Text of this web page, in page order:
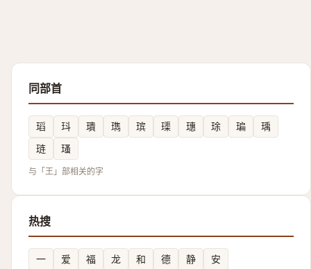
同部首
瑫 㺶 璝 㻽 瑸 璖 璤 㻌 㻞
瑀
琏
瑵
与「王」部相关的字
热搜
一 爱 福 龙 和 德 静 安